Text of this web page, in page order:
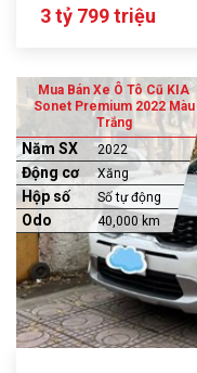
3 tỷ 799 triệu
Mua Bán Xe Ô Tô Cũ KIA
Sonet Premium 2022 Màu
Trắng
Năm SX 2022
Động cơ Xăng
Hộp số Số tự động
Odo 40,000 km